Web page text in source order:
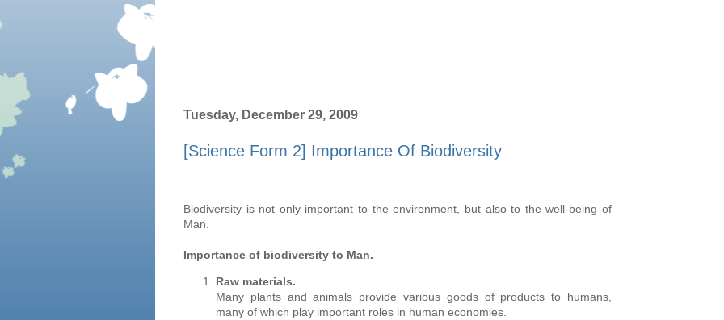
Tuesday, December 29, 2009
[Science Form 2] Importance Of Biodiversity
Biodiversity is not only important to the environment, but also to the well-being of
Man.
Importance of biodiversity to Man.
Raw materials.
Many plants and animals provide various goods of products to humans,
many of which play important roles in human economies.